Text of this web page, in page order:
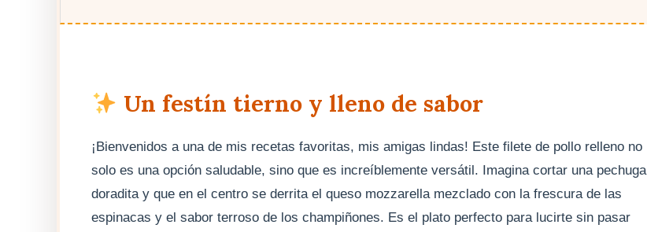
Un festín tierno y lleno de sabor
¡Bienvenidos a una de mis recetas favoritas, mis amigas lindas! Este filete de pollo relleno no
solo es una opción saludable, sino que es increíblemente versátil. Imagina cortar una pechuga
doradita y que en el centro se derrita el queso mozzarella mezclado con la frescura de las
espinacas y el sabor terroso de los champiñones. Es el plato perfecto para lucirte sin pasar